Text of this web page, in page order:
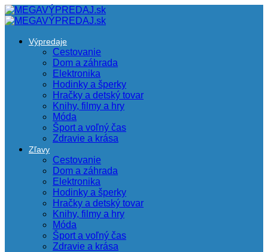
Výpredaje
Cestovanie
Dom a záhrada
Elektronika
Hodinky a šperky
Hračky a detský tovar
Knihy, filmy a hry
Móda
Šport a voľný čas
Zdravie a krása
Zľavy
Cestovanie
Dom a záhrada
Elektronika
Hodinky a šperky
Hračky a detský tovar
Knihy, filmy a hry
Móda
Šport a voľný čas
Zdravie a krása